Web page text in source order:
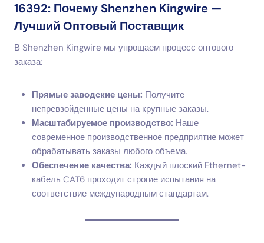
16392: Почему Shenzhen Kingwire —
Лучший Оптовый Поставщик
В Shenzhen Kingwire мы упрощаем процесс оптового
заказа:
Прямые заводские цены: Получите
непревзойденные цены на крупные заказы.
Масштабируемое производство: Наше
современное производственное предприятие может
обрабатывать заказы любого объема.
Обеспечение качества: Каждый плоский Ethernet-
кабель CAT6 проходит строгие испытания на
соответствие международным стандартам.